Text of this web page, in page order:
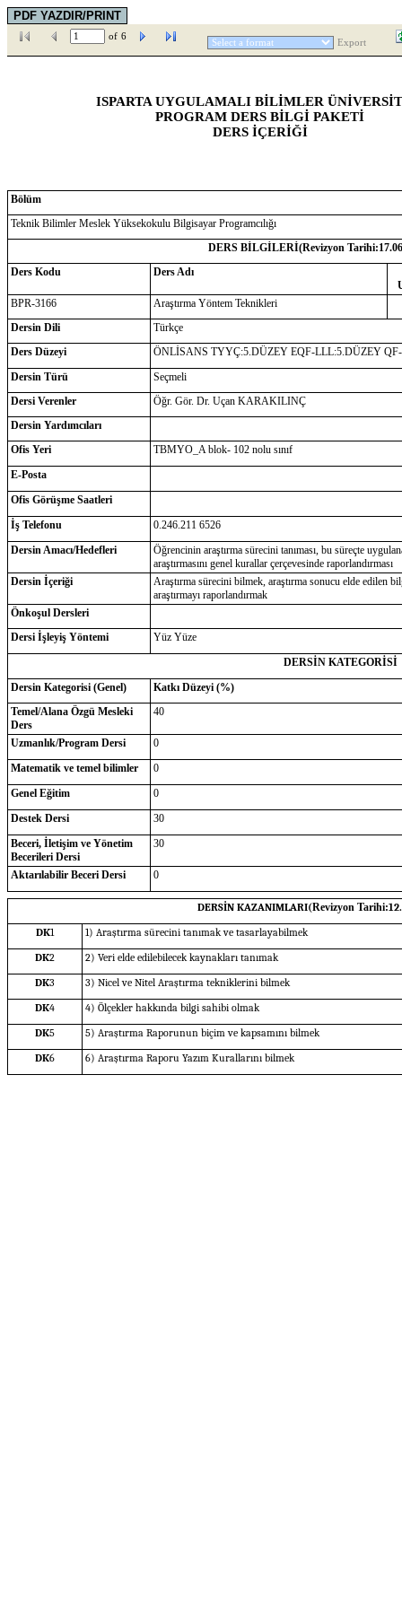
of 6
Export
ISPARTA UYGULAMALI BİLİMLER
PROGRAM DERS BİLGİ PAKETİ
DERS İÇERİĞİ
Bölüm
Teknik Bilimler Meslek Yüksekokulu Bilgisayar Programcılığı
DERS BİLGİLERİ(Revizyon Tarihi:
Ders Kodu
Ders Adı
BPR-3166
Araştırma Yöntem Teknikleri
Dersin Dili
Türkçe
Ders Düzeyi
ÖNLİSANS TYYÇ:5.DÜZEY EQF-LLL:5.DÜZEY
Dersin Türü
Seçmeli
Dersi Verenler
Öğr. Gör. Dr. Uçan KARAKILINÇ
Dersin Yardımcıları
Ofis Yeri
TBMYO_A blok- 102 nolu sınıf
E-Posta
Ofis Görüşme Saatleri
İş Telefonu
0.246.211 6526
Dersin Amacı/Hedefleri
Öğrencinin araştırma sürecini tanıması, bu süreçte
araştırmasını genel kurallar çerçevesinde raporlandırması
Dersin İçeriği
Araştırma sürecini bilmek, araştırma sonucu elde edilen
araştırmayı raporlandırmak
Önkoşul Dersleri
Dersi İşleyiş Yöntemi
Yüz Yüze
DERSİN KATEGORİSİ
Dersin Kategorisi (Genel)
Katkı Düzeyi (%)
Temel/Alana Özgü Mesleki
Ders
40
Uzmanlık/Program Dersi
0
Matematik ve temel bilimler
0
Genel Eğitim
0
Destek Dersi
30
Beceri, İletişim ve Yönetim
Becerileri Dersi
30
Aktarılabilir Beceri Dersi 0
DERSİN KAZANIMLARI(Revizyon Tarihi:
DK1
1) Araştırma sürecini tanımak ve tasarlayabilmek
DK2
2) Veri elde edilebilecek kaynakları tanımak
DK3
3) Nicel ve Nitel Araştırma tekniklerini bilmek
DK4
4) Ölçekler hakkında bilgi sahibi olmak
DK5
5) Araştırma Raporunun biçim ve kapsamını bilmek
DK6 6) Araştırma Raporu Yazım Kurallarını bilmek